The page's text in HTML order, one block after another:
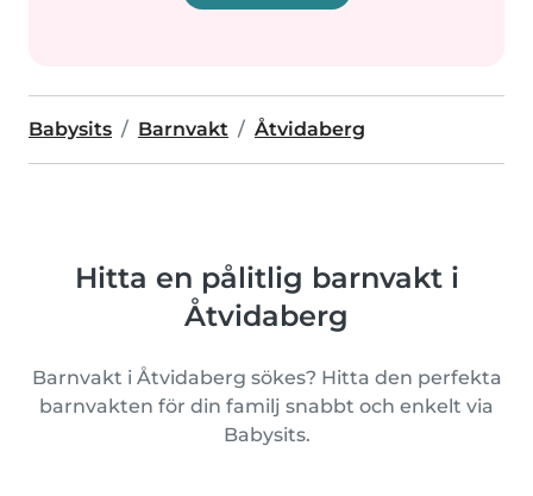
Babysits Barnvakt Åtvidaberg
Hitta en pålitlig barnvakt i
Åtvidaberg
Barnvakt i Åtvidaberg sökes? Hitta den perfekta
barnvakten för din familj snabbt och enkelt via
Babysits.